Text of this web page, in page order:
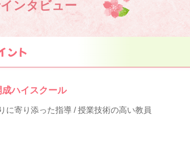
ンタビュー
ント
ハイスクール
に寄り添った指導 / 授業技術の高い教員